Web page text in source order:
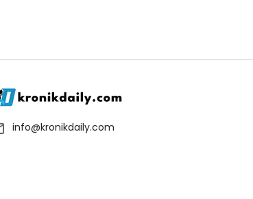
info@kronikdaily.com